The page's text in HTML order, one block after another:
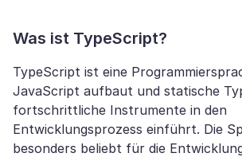
Was ist TypeScript?
TypeScript ist eine
JavaScript aufbaut und statische
fortschrittliche Instrumente in den
Entwicklungsprozess einführt. Die
besonders beliebt für die